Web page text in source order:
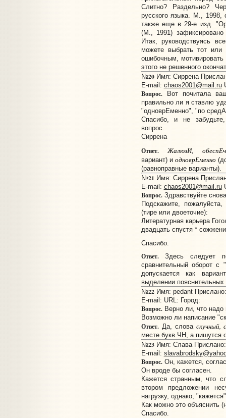
Слитно? Раздельно?
русского языка. М., 1998,
также еще в 29-е изд.
(М., 1991)
Итак, руководствуясь
можете выбрать тот
ошибочным, мотивировать
этого не решенного
№20Имя: Сиррена
E-mail: chaos2001@mail.ru
Вопрос.Вот почитала
правильно ли я ставлю
"одноврЕменно", "по
Спасибо, и не
вопрос.
Сиррена
Ответ. ЖалюзИ,
вариант) иодноврЕменно
(равноправные варианты).
№21 Имя: Сиррена
E-mail: chaos2001@mail.ru
Вопрос.Здравствуйте
Подскажите,
(тире или двоеточие):
Литературная карьера
двадцать спустя *
Спасибо.
Ответ.Здесь следует
сравнительный оборот с
допускается как
выделении
№22Имя: pedant
E-mail: URL: Город:
Вопрос.Верно ли, что надо
Возможно ли написание
Ответ.Да, слова скучный,
месте букв ЧН, а пишутся
№23Имя: Слава Прислано:
E-mail:
Вопрос.Он, кажется,
Он вроде бы согласен.
Кажется странным, что
втором предложении
нагрузку, однако,
Как можно это объяснить
Спасибо.